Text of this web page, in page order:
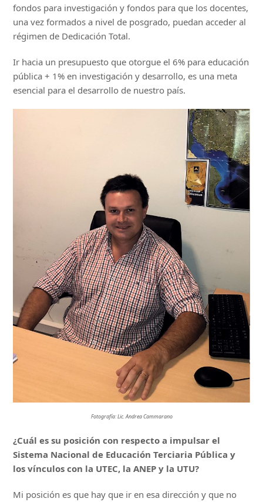
fondos para investigación y fondos para que los docentes,
una vez formados a nivel de posgrado, puedan acceder al
régimen de Dedicación Total.
Ir hacia un presupuesto que otorgue el 6% para educación
pública + 1% en investigación y desarrollo, es una meta
esencial para el desarrollo de nuestro país.
Fotografía: Lic. Andrea Cammarano
¿Cuál es su posición con respecto a impulsar el
Sistema Nacional de Educación Terciaria Pública y
los vínculos con la UTEC, la ANEP y la UTU?
Mi posición es que hay que ir en esa dirección y que no